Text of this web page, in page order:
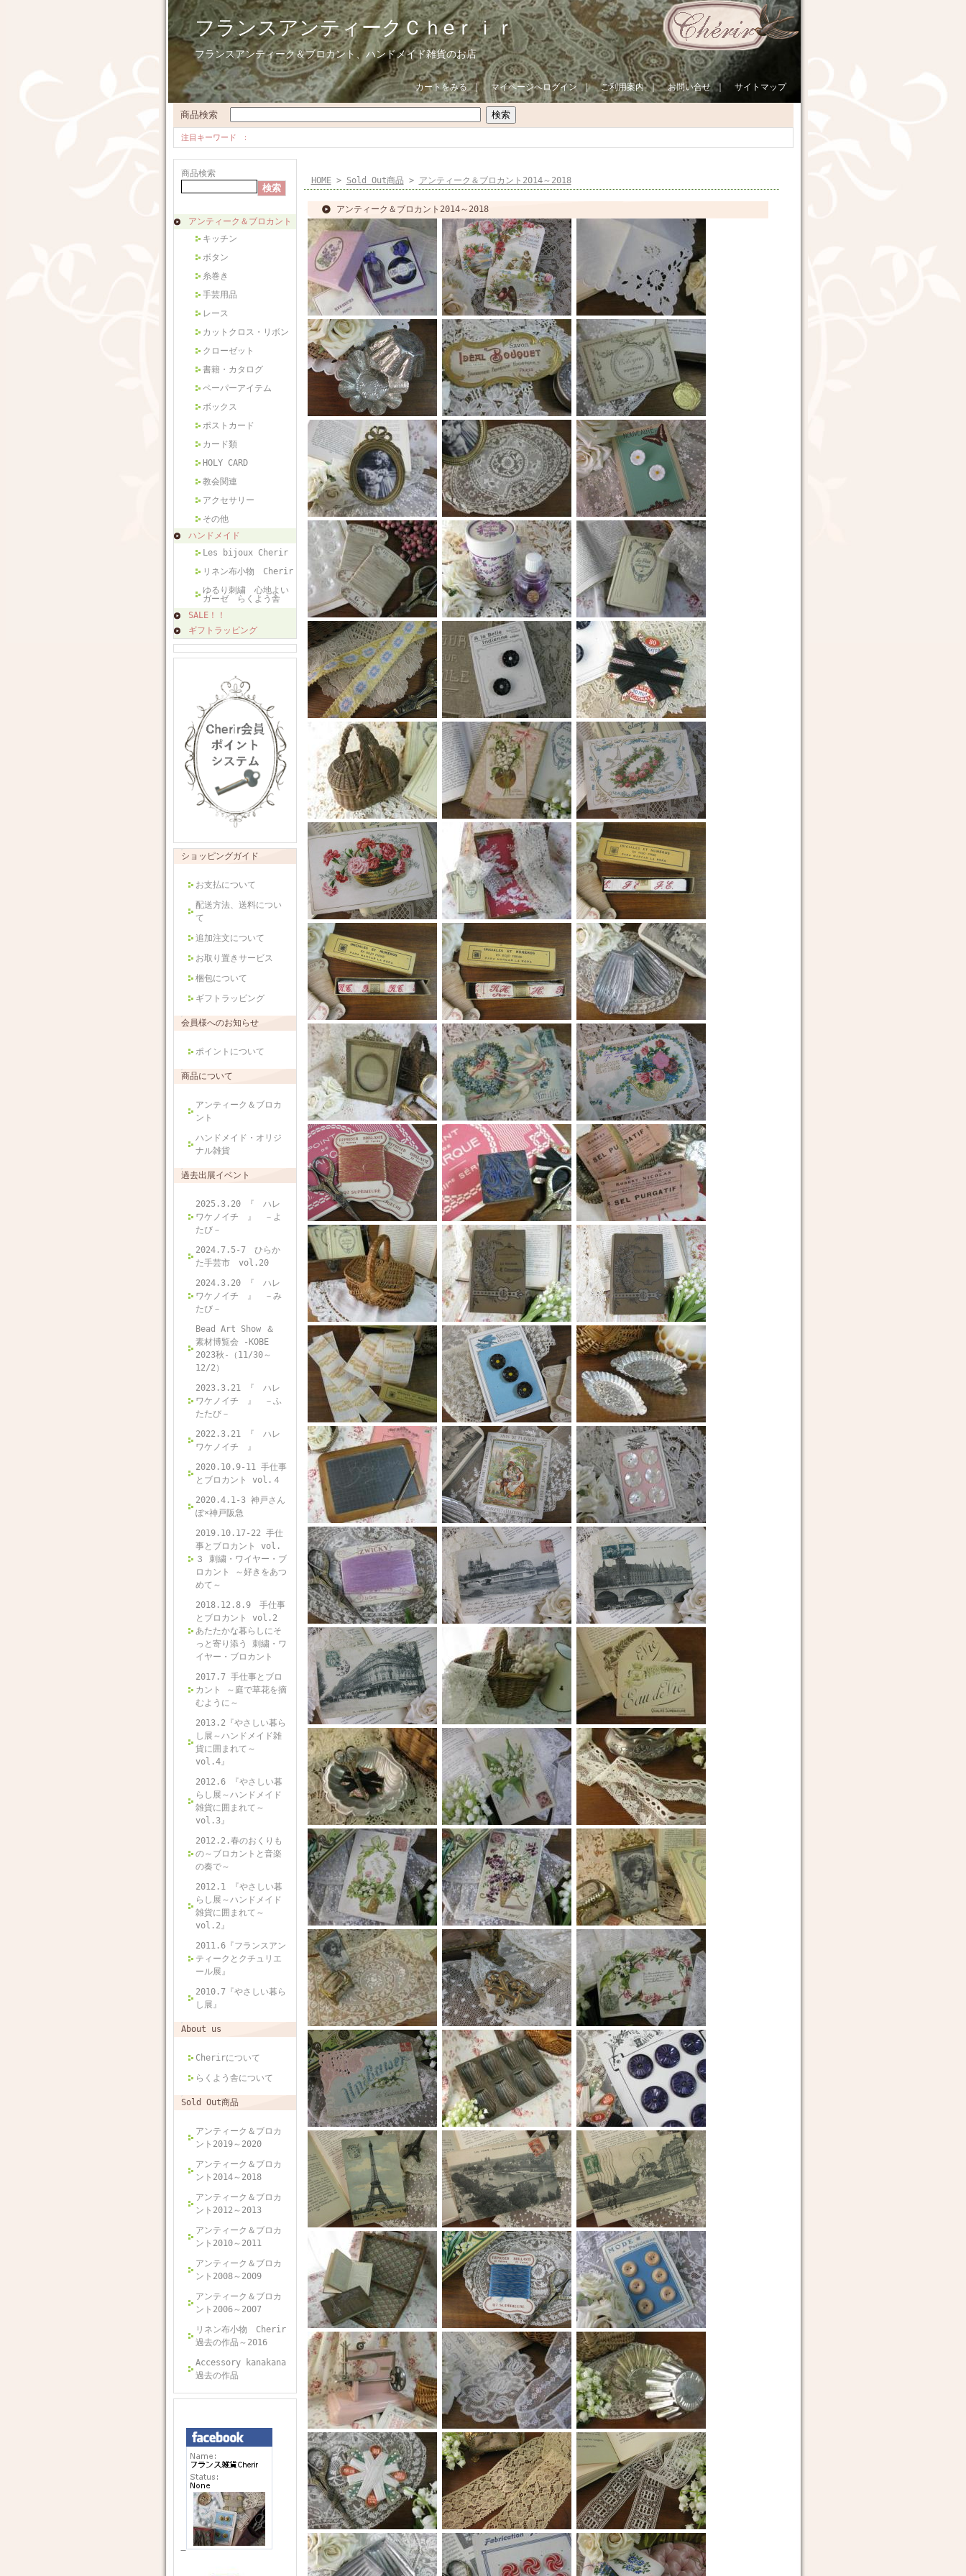
フランスアンティークＣｈeｒｉｒ
フランスアンティーク＆ブロカント、ハンドメイド雑貨のお店
カートをみる｜ マイページへログイン｜ ご利用案内｜ お問い合せ｜ サイトマップ
商品検索
注目キーワード
商品検索
アンティーク＆ブロカント
キッチン
ボタン
糸巻き
手芸用品
レース
カットクロス・リボン
クローゼット
書籍・カタログ
ペーパーアイテム
ボックス
ポストカード
カード類
HOLY CARD
教会関連
アクセサリー
その他
ハンドメイド
Les bijoux Cherir
リネン布小物 Cherir
ゆるり刺繍 心地よい
ガーゼ らくよう舎
SALE！！
ギフトラッピング
ショッピングガイド
お支払について
配送方法、送料につい
て
追加注文について
お取り置きサービス
梱包について
ギフトラッピング
会員様へのお知らせ
ポイントについて
商品について
アンティーク＆ブロカ
ント
ハンドメイド・オリジ
ナル雑貨
過去出展イベント
2025.3.20 『 ハレ
ワケノイチ 』 －よ
たび－
2024.7.5-7 ひらか
た手芸市 vol.20
2024.3.20 『 ハレ
ワケノイチ 』 －み
たび－
Bead Art Show ＆
素材博覧会 -KOBE
2023秋-（11/30～
12/2）
2023.3.21 『 ハレ
ワケノイチ 』 －ふ
たたび－
2022.3.21 『 ハレ
ワケノイチ 』
2020.10.9-11 手仕事
とブロカント vol.４
2020.4.1-3 神戸さん
ぽ×神戸阪急
2019.10.17-22 手仕
事とブロカント vol.
３ 刺繍・ワイヤー・ブ
ロカント ～好きをあつ
めて～
2018.12.8.9 手仕事
とブロカント vol.2
あたたかな暮らしにそ
っと寄り添う 刺繍・ワ
イヤー・ブロカント
2017.7 手仕事とブロ
カント ～庭で草花を摘
むように～
2013.2『やさしい暮ら
し展～ハンドメイド雑
貨に囲まれて～
vol.4』
2012.6 『やさしい暮
らし展～ハンドメイド
雑貨に囲まれて～
vol.3』
2012.2.春のおくりも
の～ブロカントと音楽
の奏で～
2012.1 『やさしい暮
らし展～ハンドメイド
雑貨に囲まれて～
vol.2』
2011.6『フランスアン
ティークとクチュリエ
ール展』
2010.7『やさしい暮ら
し展』
About us
Cherirについて
らくよう舎について
Sold Out商品
アンティーク＆ブロカ
ント2019～2020
アンティーク＆ブロカ
ント2014～2018
アンティーク＆ブロカ
ント2012～2013
アンティーク＆ブロカ
ント2010～2011
アンティーク＆ブロカ
ント2008～2009
アンティーク＆ブロカ
ント2006～2007
リネン布小物 Cherir
過去の作品～2016
Accessory kanakana
過去の作品
HOME> Sold Out商品 > アンティーク＆ブロカント2014～2018
アンティーク＆ブロカント2014～2018